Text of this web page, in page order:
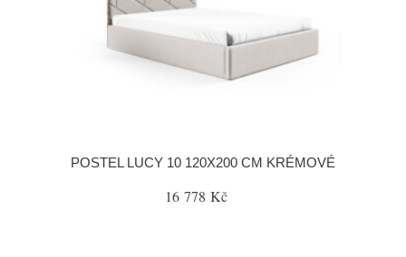
POSTEL LUCY 10 120X200 CM KRÉMOVÉ
16 778 Kč